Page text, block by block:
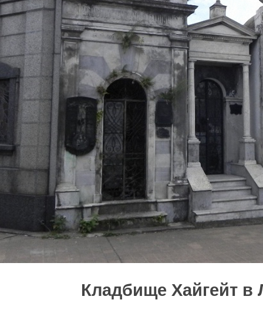
Кладбище Хайгейт в